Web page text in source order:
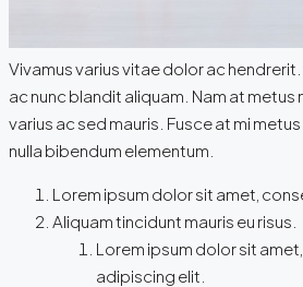
Vivamus varius vitae dolor ac
ac nunc blandit aliquam. Nam at metus
varius ac sed mauris. Fusce at mi
nulla bibendum elementum.
Lorem ipsum dolor sit amet,
Aliquam tincidunt mauris eu risus.
Lorem ipsum dolor sit
adipiscing elit.